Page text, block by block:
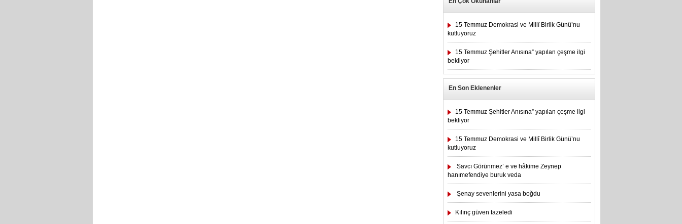
15 Temmuz Demokrasi ve Millî Birlik Günü’nu
kutluyoruz
15 Temmuz Şehitler Anısına” yapılan çeşme ilgi
bekliyor
En Son Eklenenler
15 Temmuz Şehitler Anısına” yapılan çeşme ilgi
bekliyor
15 Temmuz Demokrasi ve Millî Birlik Günü’nu
kutluyoruz
Savcı Görünmez’ e ve hâkime Zeynep
hanımefendiye buruk veda
Şenay sevenlerini yasa boğdu
Kılınç güven tazeledi